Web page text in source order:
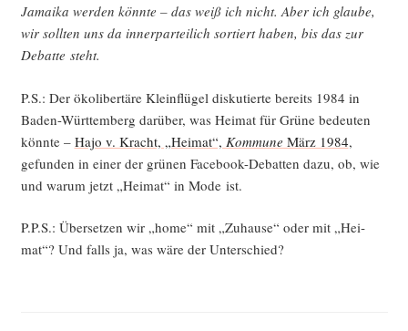
Jamai­ka wer­den könn­te – das weiß ich nicht. Aber ich glau­be,
wir soll­ten uns da inner­par­tei­lich sor­tiert haben, bis das zur
Debat­te steht.
P.S.: Der öko­li­ber­tä­re Klein­flü­gel dis­ku­tier­te bereits 1984 in
Baden-Würt­tem­berg dar­über, was Hei­mat für Grü­ne bedeu­ten
könn­te – Hajo v. Kracht, „Hei­mat“, Kom­mu­ne März 1984,
gefun­den in einer der grü­nen Face­book-Debat­ten dazu, ob, wie
und war­um jetzt „Hei­mat“ in Mode ist.
P.P.S.: Über­set­zen wir „home“ mit „Zuhau­se“ oder mit „Hei­
mat“? Und falls ja, was wäre der Unterschied?